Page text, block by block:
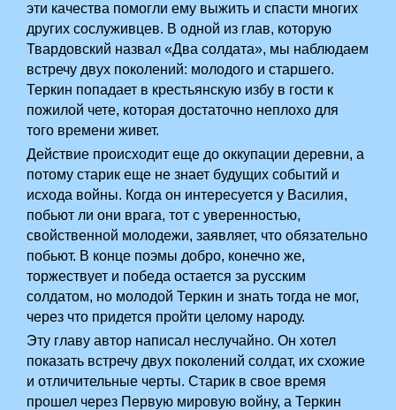
эти качества помогли ему выжить и спасти многих
других сослуживцев. В одной из глав, которую
Твардовский назвал «Два солдата», мы наблюдаем
встречу двух поколений: молодого и старшего.
Теркин попадает в крестьянскую избу в гости к
пожилой чете, которая достаточно неплохо для
того времени живет.
Действие происходит еще до оккупации деревни, а
потому старик еще не знает будущих событий и
исхода войны. Когда он интересуется у Василия,
побьют ли они врага, тот с уверенностью,
свойственной молодежи, заявляет, что обязательно
побьют. В конце поэмы добро, конечно же,
торжествует и победа остается за русским
солдатом, но молодой Теркин и знать тогда не мог,
через что придется пройти целому народу.
Эту главу автор написал неслучайно. Он хотел
показать встречу двух поколений солдат, их схожие
и отличительные черты. Старик в свое время
прошел через Первую мировую войну, а Теркин